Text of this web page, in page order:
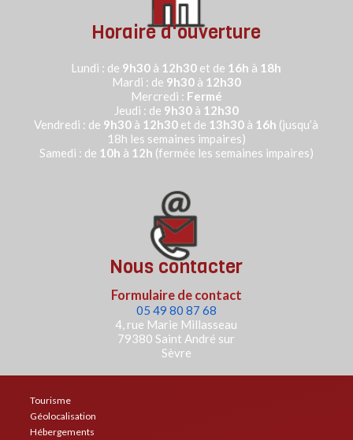
Horaire d'ouverture
Lundi : de 9h30 à 12h30 et de 16h à 18h
Mardi : de 9h30à 12h30
Mercredi : Fermé
Jeudi : de 9h30à 12h30
Vendredi : de 9h30 à 12h30 et de 13h30 à 16h (jusqu’à
18h les semaines impaires)
Samedi : de 10h à 12h (fermée les semaines impaires)
Nous contacter
Formulaire de contact
05 49 80 87 68
4, rue Marie Millasseau
79380 Saint André sur
Sèvre
Tourisme
Géolocalisation
Hébergements